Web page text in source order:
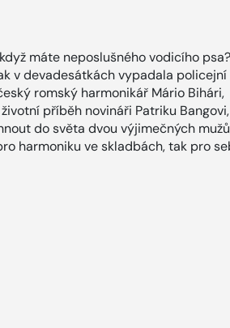
máte neposlušného vodicího
v devadesátkách vypadala policejní
romský harmonikář Mário Bihári,
příběh novináři Patriku Bangovi,
do světa dvou výjimečných
harmoniku ve skladbách, tak pro